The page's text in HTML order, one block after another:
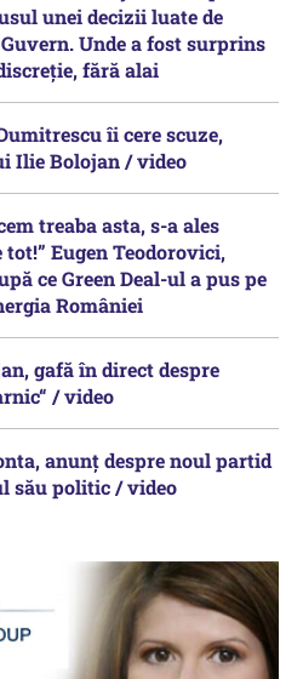
unei decizii luate de
Unde a fost surprins
fără alai
îi cere scuze,
Ilie Bolojan / video
treaba asta, s-a ales
Eugen Teodorovici,
ce Green Deal-ul a pus pe
României
gafă în direct despre
/ video
anunț despre noul partid
său politic / video